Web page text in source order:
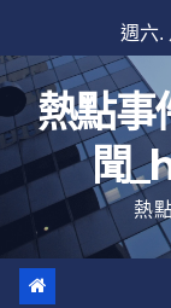
至
內
容
週六.
熱點事
聞
熱